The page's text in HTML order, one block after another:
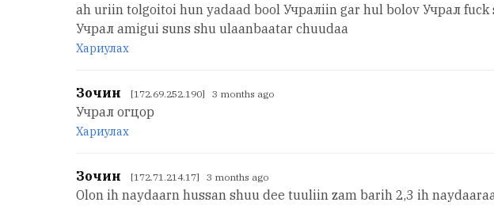
ah uriin tolgoitoi hun yadaad bool Учралiin gar hul bolov Учрал
Учрал amigui suns shu ulaanbaatar chuudaa
Хариулах
Зочин [172.69.252.190] 3 months ago
Учрал огцор
Хариулах
Зочин [172.71.214.17] 3 months ago
Olon ih naydaarn hussan shuu dee tuuliin zam barih 2,3 ih